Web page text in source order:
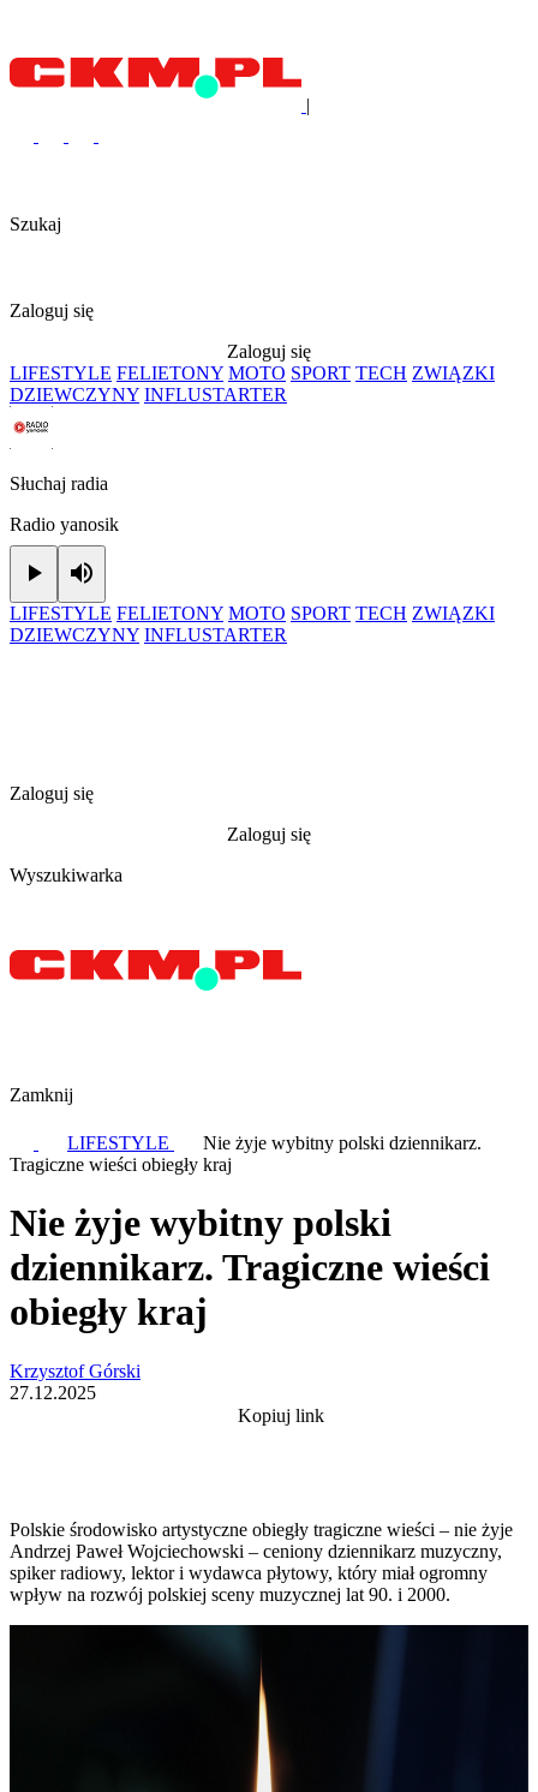
|
Szukaj
Zaloguj się
Zaloguj się
LIFESTYLE FELIETONY MOTO SPORT TECH ZWIĄZKI
DZIEWCZYNY INFLUSTARTER
Słuchaj radia
Radio yanosik
Play
LIFESTYLE FELIETONY MOTO SPORT TECH ZWIĄZKI
DZIEWCZYNY INFLUSTARTER
Zaloguj się
Zaloguj się
Wyszukiwarka
Zamknij
LIFESTYLE
Nie żyje wybitny polski dziennikarz.
Tragiczne wieści obiegły kraj
Nie żyje wybitny polski
dziennikarz. Tragiczne wieści
obiegły kraj
Krzysztof Górski
27.12.2025
Kopiuj link
Polskie środowisko artystyczne obiegły tragiczne wieści – nie żyje
Andrzej Paweł Wojciechowski – ceniony dziennikarz muzyczny,
spiker radiowy, lektor i wydawca płytowy, który miał ogromny
wpływ na rozwój polskiej sceny muzycznej lat 90. i 2000.